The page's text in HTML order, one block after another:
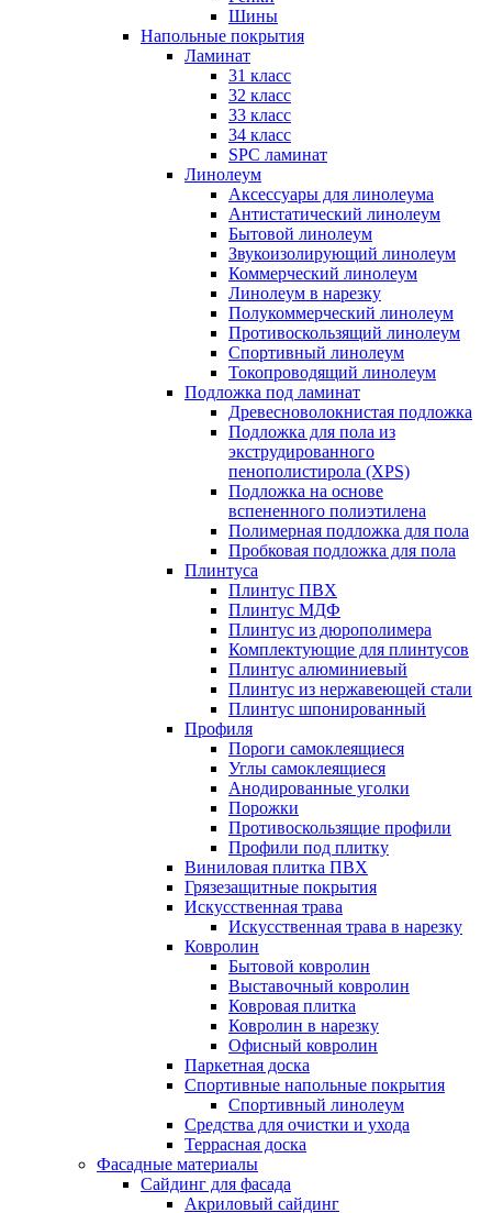
Шины
Напольные покрытия
Ламинат
31 класс
32 класс
33 класс
34 класс
SPC ламинат
Линолеум
Аксессуары для линолеума
Антистатический линолеум
Бытовой линолеум
Звукоизолирующий линолеум
Коммерческий линолеум
Линолеум в нарезку
Полукоммерческий линолеум
Противоскользящий линолеум
Спортивный линолеум
Токопроводящий линолеум
Подложка под ламинат
Древесноволокнистая подложка
Подложка для пола из
экструдированного
пенополистирола (XPS)
Подложка на основе
вспененного полиэтилена
Полимерная подложка для пола
Пробковая подложка для пола
Плинтуса
Плинтус ПВХ
Плинтус МДФ
Плинтус из дюрополимера
Комплектующие для плинтусов
Плинтус алюминиевый
Плинтус из нержавеющей стали
Плинтус шпонированный
Профиля
Пороги самоклеящиеся
Углы самоклеящиеся
Анодированные уголки
Порожки
Противоскользящие профили
Профили под плитку
Виниловая плитка ПВХ
Грязезащитные покрытия
Искусственная трава
Искусственная трава в нарезку
Ковролин
Бытовой ковролин
Выставочный ковролин
Ковровая плитка
Ковролин в нарезку
Офисный ковролин
Паркетная доска
Спортивные напольные покрытия
Спортивный линолеум
Средства для очистки и ухода
Террасная доска
Фасадные материалы
Сайдинг для фасада
Акриловый сайдинг